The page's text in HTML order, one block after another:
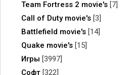
Team Fortress 2 movie's [7]
Call of Duty movie's [3]
Battlefield movie's [14]
Quake movie's [15]
Игры [3997]
Софт [322]